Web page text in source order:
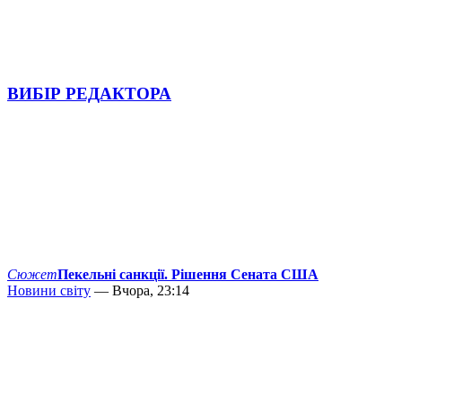
ВИБІР РЕДАКТОРА
СюжетПекельні санкції. Рішення Сената США
Новини світу — Вчора, 23:14